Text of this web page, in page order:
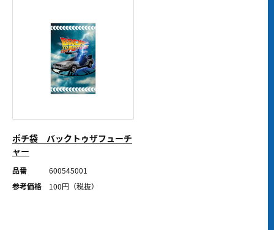
ポチ袋 バックトゥザフューチ
ャー
品番
600545001
参考価格
100円（税抜）